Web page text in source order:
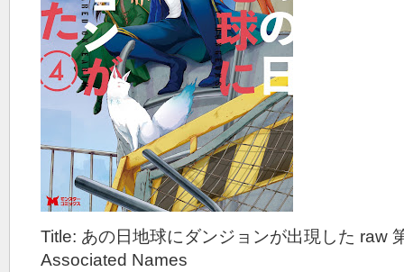
Title: あの日地球にダンジョンが出現した raw
Associated Names